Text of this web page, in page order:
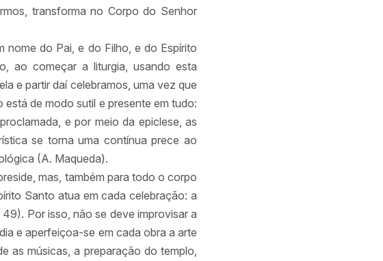
transforma no Corpo do Senhor
nome do Pai, e do Filho, e do Espírito
ao começar a liturgia, usando esta
e partir daí celebramos, uma vez que
de modo sutil e presente em tudo:
e por meio da epiclese, as
se torna uma contínua prece ao
(A. Maqueda).
mas, também para todo o corpo
Santo atua em cada celebração: a
Por isso, não se deve improvisar a
e aperfeiçoa-se em cada obra a arte
as músicas, a preparação do templo,